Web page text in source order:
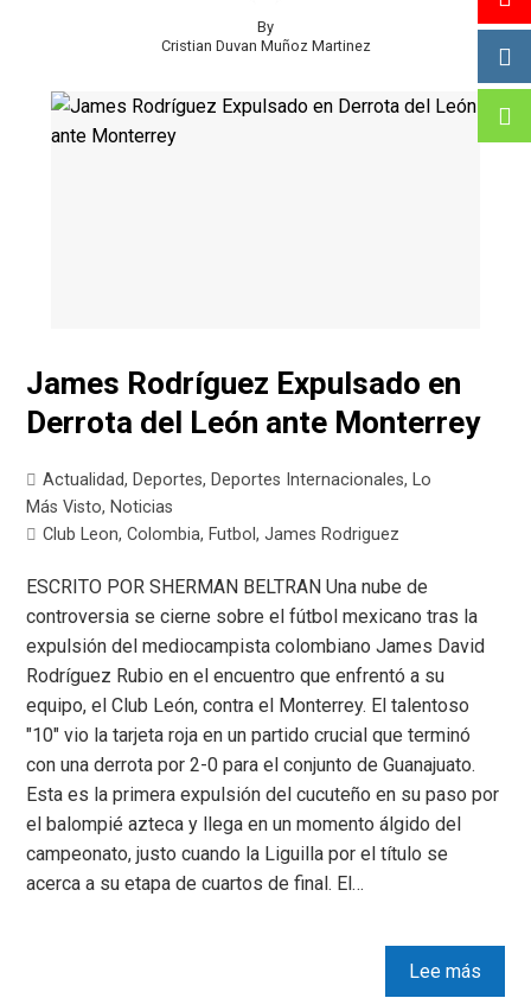
By
Cristian Duvan Muñoz Martinez
James Rodríguez Expulsado en
Derrota del León ante Monterrey
Actualidad, Deportes, Deportes Internacionales, Lo
Más Visto, Noticias
Club Leon,Colombia, Futbol,James Rodriguez
ESCRITO POR SHERMAN BELTRAN Una nube de
controversia se cierne sobre el fútbol mexicano tras la
expulsión del mediocampista colombiano James David
Rodríguez Rubio en el encuentro que enfrentó a su
equipo, el Club León, contra el Monterrey. El talentoso
"10" vio la tarjeta roja en un partido crucial que terminó
con una derrota por 2-0 para el conjunto de Guanajuato.
Esta es la primera expulsión del cucuteño en su paso por
el balompié azteca y llega en un momento álgido del
campeonato, justo cuando la Liguilla por el título se
acerca a su etapa de cuartos de final. El…
Lee más